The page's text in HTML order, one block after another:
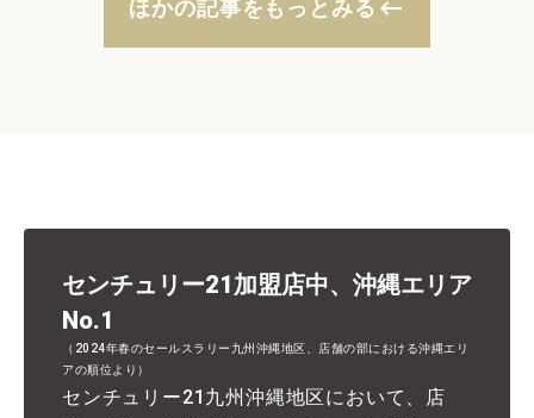
ほかの記事をもっとみる keyboard_backspace
センチュリー21加盟店中、沖縄エリア
No.1
（2024年春のセールスラリー九州沖縄地区、店舗の部における沖縄エリ
アの順位より）
センチュリー21九州沖縄地区において、店